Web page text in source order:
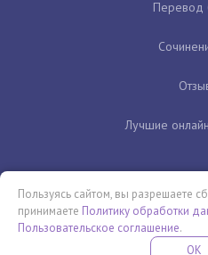
Перевод
Лучшие
Бесплатная летняя
Пользуясь сайтом, вы разрешаете
принимаете Политику обработки
Пользовательское соглашение.
OK